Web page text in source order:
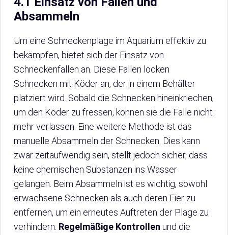
Absammeln
Um eine Schneckenplage im Aquarium effektiv zu
bekämpfen, bietet sich der Einsatz von
Schneckenfallen an. Diese Fallen locken
Schnecken mit Köder an, der in einem Behälter
platziert wird. Sobald die Schnecken hineinkriechen,
um den Köder zu fressen, können sie die Falle nicht
mehr verlassen. Eine weitere Methode ist das
manuelle Absammeln der Schnecken. Dies kann
zwar zeitaufwendig sein, stellt jedoch sicher, dass
keine chemischen Substanzen ins Wasser
gelangen. Beim Absammeln ist es wichtig, sowohl
erwachsene Schnecken als auch deren Eier zu
entfernen, um ein erneutes Auftreten der Plage zu
verhindern. Regelmäßige Kontrollen und die